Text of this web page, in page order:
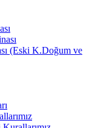
(Eski K.Doğum ve